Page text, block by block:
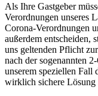
Als Ihre Gastgeber
Verordnungen unseres
Corona-Verordnungen
außerdem entscheiden,
uns geltenden Pflicht
nach der sogenannten
unserem speziellen Fall
wirklich sichere Lösung